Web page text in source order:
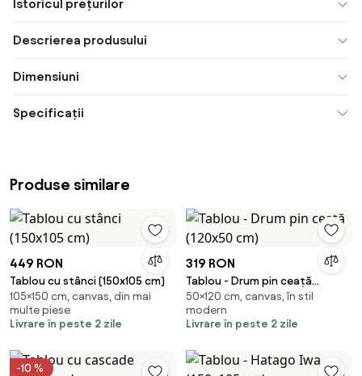
Istoricul prețurilor
Descrierea produsului
Dimensiuni
Specificații
Produse similare
449 RON
Tablou cu stânci (150x105 cm)
105×150 cm, canvas, din mai
multe piese
Livrare în peste 2 zile
319 RON
Tablou - Drum pin ceață
(120x50 cm)
50×120 cm, canvas, în stil
modern
Livrare în peste 2 zile
-10 %